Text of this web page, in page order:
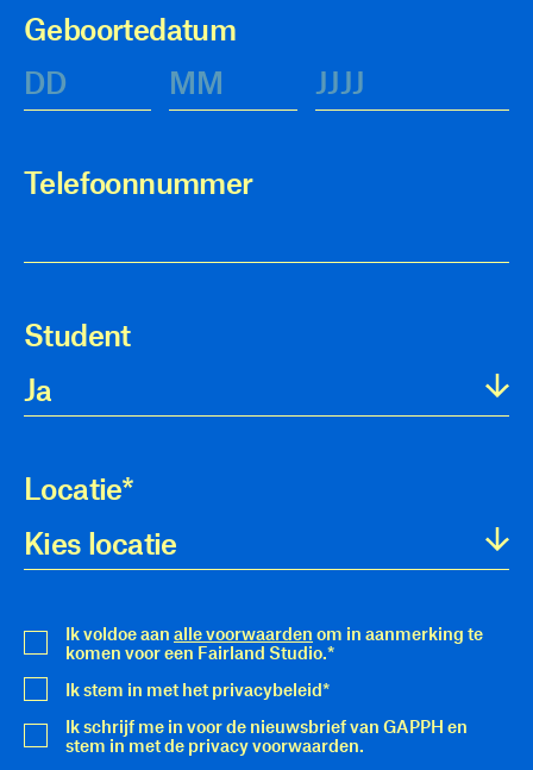
Geboortedatum
Telefoonnummer
Student
Locatie*
Ik voldoe aan alle voorwaarden om in aanmerking te
komen voor een Fairland Studio.*
Ik stem in met het privacybeleid*
Ik schrijf me in voor de nieuwsbrief van GAPPH en
stem in met de privacy voorwaarden.